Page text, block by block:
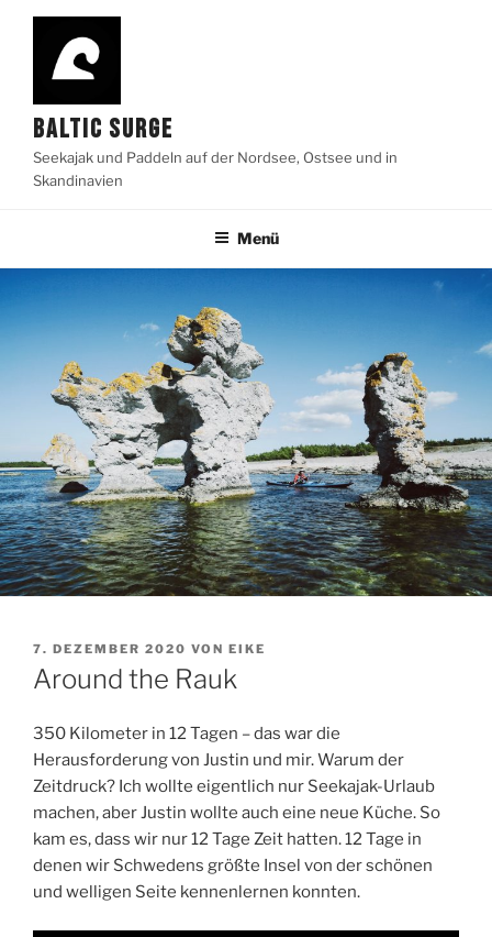
Zum
springen
BALTIC SURGE
Seekajak und Paddeln auf der Nordsee, Ostsee und in
Skandinavien
Menü
VERÖFFENTLICHT
AM
7. DEZEMBER 2020 VON EIKE
Around the Rauk
350 Kilometer in 12 Tagen – das war die
Herausforderung von Justin und mir. Warum der
Zeitdruck? Ich wollte eigentlich nur Seekajak-Urlaub
machen, aber Justin wollte auch eine neue Küche. So
kam es, dass wir nur 12 Tage Zeit hatten. 12 Tage in
denen wir Schwedens größte Insel von der schönen
und welligen Seite kennenlernen konnten.